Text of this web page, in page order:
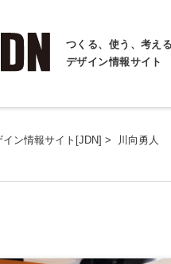
つくる、使う、考え
デザイン情報サイト
イン情報サイト[JDN] > 川向勇人